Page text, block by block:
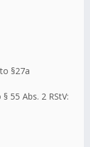
§27a
55 Abs. 2 RStV: